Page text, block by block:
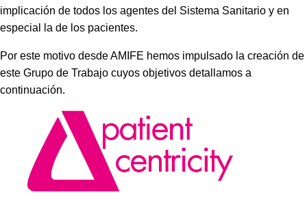
implicación de todos los agentes del Sistema Sanitario y en
especial la de los pacientes.
Por este motivo desde AMIFE hemos impulsado la creación de
este Grupo de Trabajo cuyos objetivos detallamos a
continuación.